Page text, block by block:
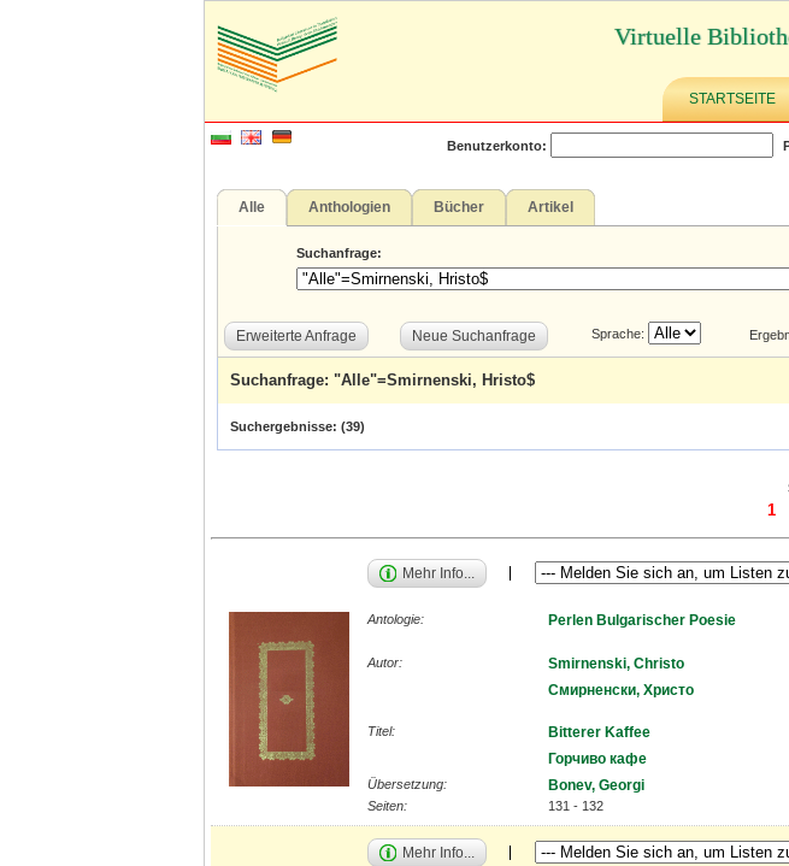
Virtuelle
STARTSEITE
Benutzerkonto:
Alle Anthologien Bücher Artikel
Suchanfrage:
Erweiterte Anfrage Neue Suchanfrage Sprache:
Suchanfrage: "Alle"=Smirnenski, Hristo$
Suchergebnisse: (39)
1
Mehr Info...
Antologie: Perlen Bulgarischer Poesie
Autor:
Smirnenski, Christo
Смирненски, Христо
Titel:
Bitterer Kaffee
Горчиво кафе
Übersetzung: Bonev, Georgi
Seiten: 131 - 132
Mehr Info...